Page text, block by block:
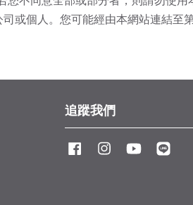
或個人。您可能經由本網站連結
追蹤我們
FacebookInstagramYouTube